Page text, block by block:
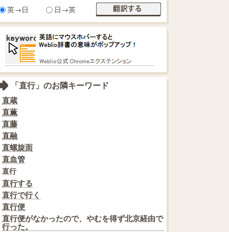
英→日 日→英
「直行」のお隣キーワード
直蔵
直薫
直藤
直融
直螺旋面
直血管
直行
直行する
直行で行く
直行便
直行便がなかったので、やむを得ず北京経由で
行った。